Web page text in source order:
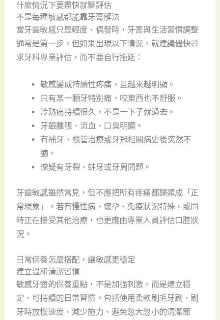
什麼情況下要盡快就醫評估
不是每種敏感都能靠牙膏解決
當牙齒敏感只是輕度、偶發時，牙膏與生活習慣調整
通常是第一步。但如果出現以下情況，就建議儘快尋
求牙科專業評估，而不要自行拖延：
敏感變成持續性疼痛，且越來越明顯。
只有某一顆牙特別痛，咬東西也不舒服。
冷熱痛持續很久，不是一下子就過去。
牙齦腫脹、流血、口臭明顯。
有補牙、根管治療或牙冠相關病史後突然不
適。
懷疑有牙裂、蛀牙或牙周問題。
牙齒敏感雖然常見，但不應把所有疼痛都歸類成「正
常現象」。若有慢性病、懷孕、免疫狀況特殊，或同
時正在接受其他治療，也更應由專業人員評估口腔狀
況。
日常保養怎麼搭配，讓敏感更穩定
建立溫和清潔習慣
敏感牙齒的保養重點，不是加強刺激，而是建立穩
定、可持續的日常習慣。包括使用柔軟刷毛牙刷、刷
牙時放慢速度、減少施力、避免忽大忽小的清潔節